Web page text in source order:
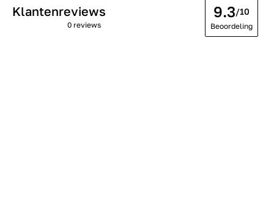
Klantenreviews
0 reviews
9.3/10
Beoordeling